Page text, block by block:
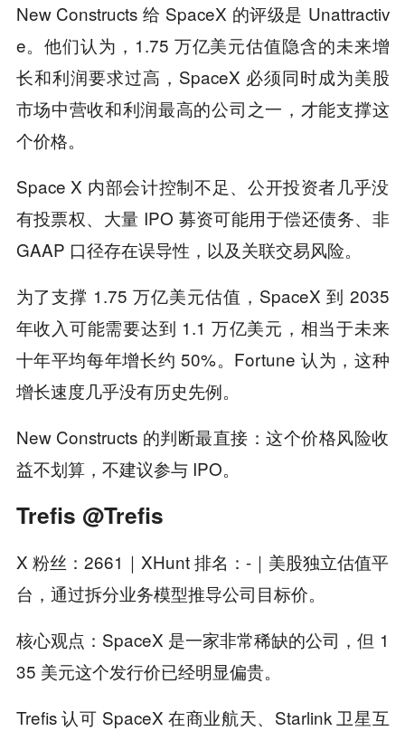
New Constructs 给 SpaceX 的评级是 Unattractiv
e。他们认为，1.75 万亿美元估值隐含的未来增
长和利润要求过高，SpaceX 必须同时成为美股
市场中营收和利润最高的公司之一，才能支撑这
个价格。
Space X 内部会计控制不足、公开投资者几乎没
有投票权、大量 IPO 募资可能用于偿还债务、非
GAAP 口径存在误导性，以及关联交易风险。
为了支撑 1.75 万亿美元估值，SpaceX 到 2035
年收入可能需要达到 1.1 万亿美元，相当于未来
十年平均每年增长约 50%。Fortune 认为，这种
增长速度几乎没有历史先例。
New Constructs 的判断最直接：这个价格风险收
益不划算，不建议参与 IPO。
Trefis @Trefis
X 粉丝：2661｜XHunt 排名：-｜美股独立估值平
台，通过拆分业务模型推导公司目标价。
核心观点：SpaceX 是一家非常稀缺的公司，但 1
35 美元这个发行价已经明显偏贵。
Trefis 认可 SpaceX 在商业航天、Starlink 卫星互